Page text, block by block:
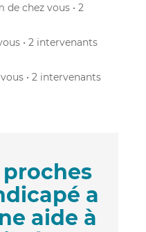
de chez vous • 2
• 2 intervenants
• 2 intervenants
a
aide à